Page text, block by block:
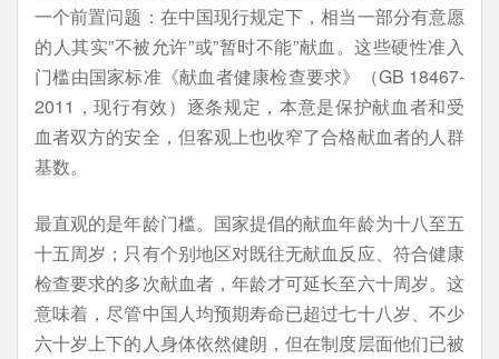
一个前置问题：在中国现行规定下，相当一部分有意愿
的人其实”不被允许”或”暂时不能”献血。这些硬性准入
门槛由国家标准《献血者健康检查要求》（GB 18467-
2011，现行有效）逐条规定，本意是保护献血者和受
血者双方的安全，但客观上也收窄了合格献血者的人群
基数。
最直观的是年龄门槛。国家提倡的献血年龄为十八至五
十五周岁；只有个别地区对既往无献血反应、符合健康
检查要求的多次献血者，年龄才可延长至六十周岁。这
意味着，尽管中国人均预期寿命已超过七十八岁、不少
六十岁上下的人身体依然健朗，但在制度层面他们已被